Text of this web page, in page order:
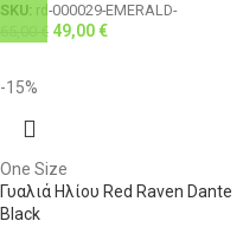
SKU: rd-000029-EMERALD-
€ 49,00€
-15%
One Size
Γυαλιά Ηλίου Red Raven Dante
Black